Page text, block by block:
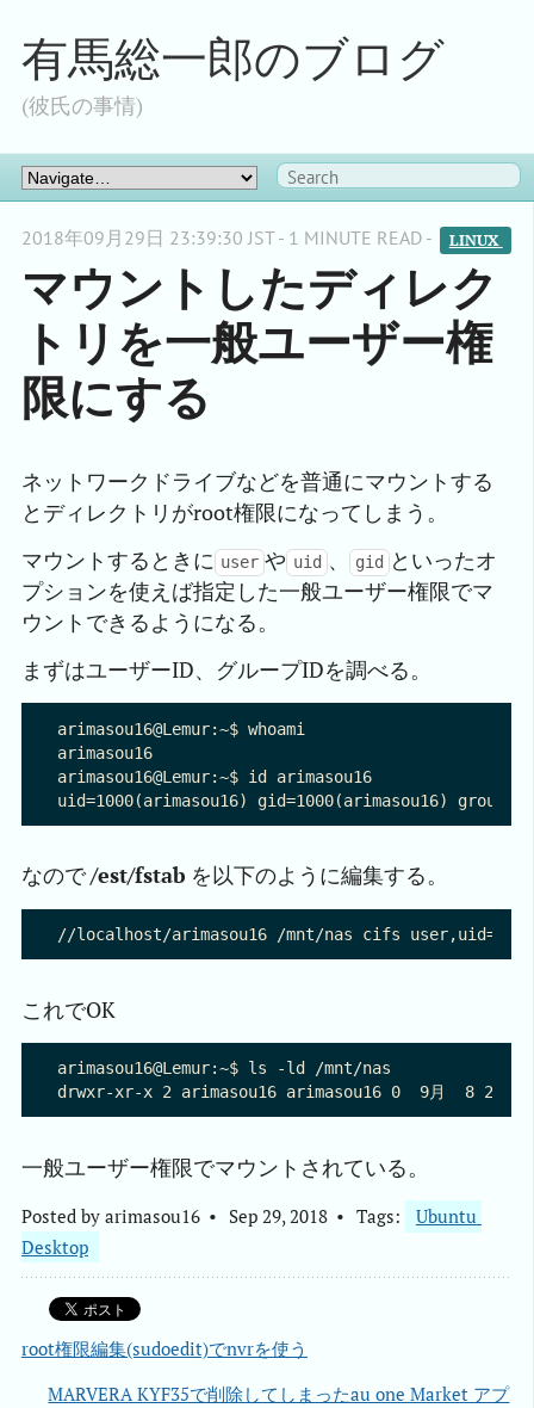
有馬総一郎のブログ
(彼氏の事情)
2018年09月29日 23:39:30 JST - 1 MINUTE READ - LINUX
マウントしたディレク
トリを一般ユーザー権
限にする
ネットワークドライブなどを普通にマウントする
とディレクトリがroot権限になってしまう。
マウントするときに user や uid 、 gid
といったオ
プションを使えば指定した一般ユーザー権限でマ
ウントできるようになる。
まずはユーザーID、グループIDを調べる。
arimasou16@Lemur:~$ whoami
arimasou16
arimasou16@Lemur:~$ id arimasou16
なので/est/fstab を以下のように編集する。
これでOK
arimasou16@Lemur:~$ ls -ld /mnt/nas
一般ユーザー権限でマウントされている。
Posted by arimasou16 Sep 29, 2018 Tags:
Ubuntu
Desktop
root権限編集(sudoedit)でnvrを使う
MARVERA KYF35で削除してしまったau one Market アプ